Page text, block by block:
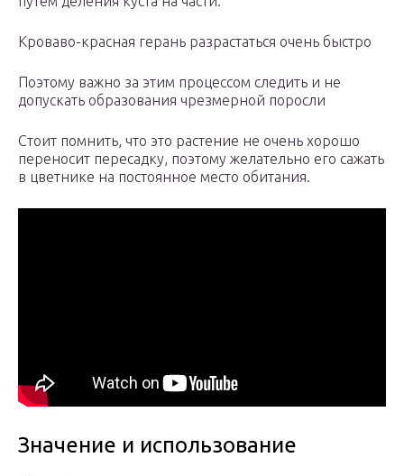
Кроваво-красная герань разрастаться очень быстро
Поэтому важно за этим процессом следить и не
допускать образования чрезмерной поросли
Стоит помнить, что это растение не очень хорошо
переносит пересадку, поэтому желательно его сажать
в цветнике на постоянное место обитания.
Значение и использование